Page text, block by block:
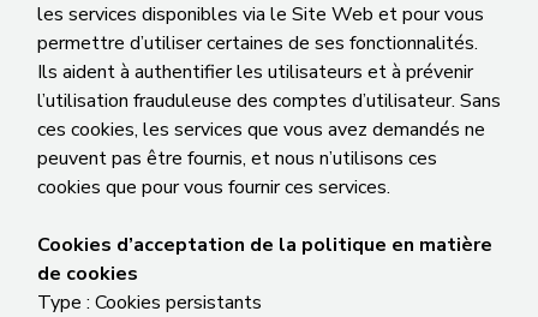
les services disponibles via le Site Web et pour vous
permettre d’utiliser certaines de ses fonctionnalités.
Ils aident à authentifier les utilisateurs et à prévenir
l’utilisation frauduleuse des comptes d’utilisateur. Sans
ces cookies, les services que vous avez demandés ne
peuvent pas être fournis, et nous n’utilisons ces
cookies que pour vous fournir ces services.
Cookies d’acceptation de la politique en matière
de cookies
Type : Cookies persistants